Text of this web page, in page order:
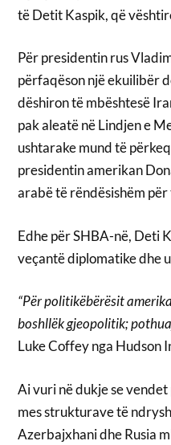
të Detit Kaspik, që
Për presidentin rus
përfaqëson një ekuilibër
dëshiron të mbështesë
pak aleatë në Lindjen e
ushtarake mund të
presidentin amerikan
arabë të rëndësishëm
Edhe për SHBA-në, Deti
veçantë diplomatike dhe
“Për politikëbërësit
boshllëk gjeopolitik;
Luke Coffey nga Hudson
Ai vuri në dukje se
mes strukturave të
Azerbajxhani dhe Rusia